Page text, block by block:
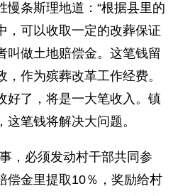
条斯理地道：“根据县里的
，可以收取一定的改葬保证
叫做土地赔偿金。这笔钱留
作为殡葬改革工作经费。
好了，将是一大笔收入。镇
笔钱将解决大问题。
，必须发动村干部共同参
偿金里提取10％，奖励给村